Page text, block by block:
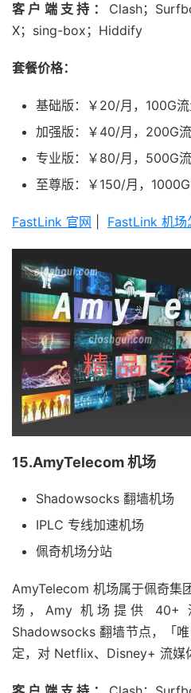
客户端支持： Clash；
X；sing-box；Hiddify
套餐价格：
基础版：￥20/月，100G流
加强版：￥40/月，200G流
专业版：￥80/月，500G流
至尊版：￥150/月，1000G
FastLink 官网 FastLink 机场
15.AmyTelecom 机场
Shadowsocks 翻墙机场
IPLC 专线加速机场
佩奇机场分站
AmyTelecom 机场属于佩奇集
场，Amy 机场提供 40+
Shadowsocks 翻墙节点，「
定，对 Netflix、Disney+ 流媒